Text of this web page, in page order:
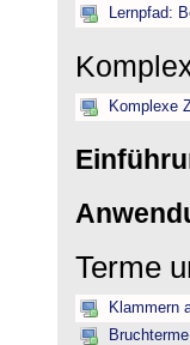
Lernpfad:
Komplexe
Terme
Klammern